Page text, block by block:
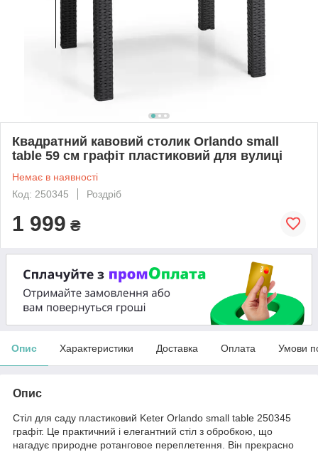
Квадратний кавовий столик Orlando small
table 59 см графіт пластиковий для вулиці
Немає в наявності
Код: 250345
Роздріб
1 999 ₴
Опис Характеристики Доставка Оплата Умови
Опис
Стіл для саду пластиковий Keter Orlando small table 250345
графіт. Це практичний і елегантний стіл з обробкою, що
нагадує природне ротанговое переплетення. Він прекрасно